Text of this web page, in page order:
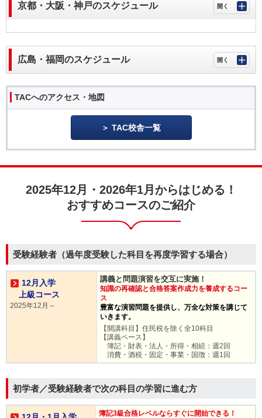
京都・大阪・神戸のスケジュール
広島・福岡のスケジュール
TACへのアクセス・地図
TAC校舎一覧
2025年12月・2026年1月からはじめる！
おすすめコースのご紹介
受験経験者（過年度受験した科目を再度学習する場合）
12月入学
上級コース
2025年12月～
講義と問題演習を交互に実施！
知識の再確認と合格答案作成力を養成するコー
ス
豊富な演習問題を提供し、万全な対策を講じて
いきます。
【開講科目】住民税を除く全10科目
【講義ペース】
簿記・財表・法人・所得・相続：週2回
消費・酒税・固定・事業・国徴：週1回
初学者／受験経験者で次の科目の学習に進む方
簿記3級合格レベルならすぐに開始できる！